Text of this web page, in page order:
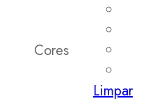
Cores
Limpar